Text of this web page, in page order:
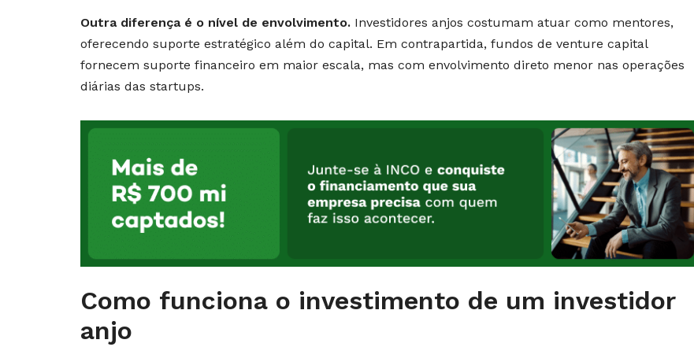
Outra diferença é o nível de envolvimento. Investidores anjos costumam atuar como mentores,
oferecendo suporte estratégico além do capital. Em contrapartida, fundos de venture capital
fornecem suporte financeiro em maior escala, mas com envolvimento direto menor nas operações
diárias das startups.
Como funciona o investimento de um investidor
anjo